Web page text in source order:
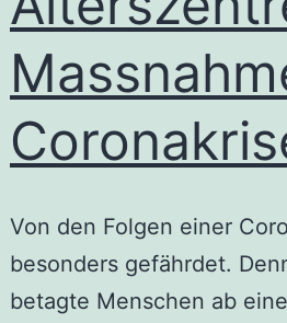
Von den Folgen einer
besonders gefährdet.
betagte Menschen ab